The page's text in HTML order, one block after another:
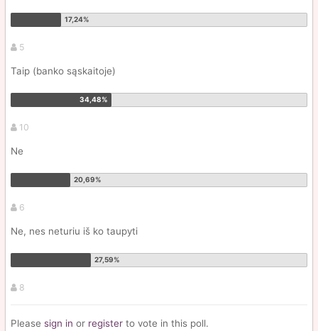
5
Taip (banko sąskaitoje)
10
Ne
6
Ne, nes neturiu iš ko taupyti
8
Please sign in or register to vote in this poll.